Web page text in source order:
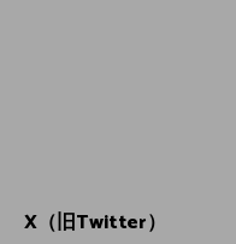
X（旧Twitter）